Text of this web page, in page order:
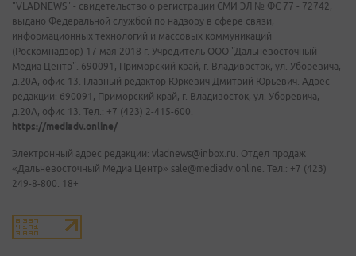
"VLADNEWS" - свидетельство о регистрации СМИ ЭЛ № ФС 77 - 72742,
выдано Федеральной службой по надзору в сфере связи,
информационных технологий и массовых коммуникаций
(Роскомнадзор) 17 мая 2018 г. Учредитель ООО "Дальневосточный
Медиа Центр". 690091, Приморский край, г. Владивосток, ул. Уборевича,
д.20А, офис 13. Главный редактор Юркевич Дмитрий Юрьевич. Адрес
редакции: 690091, Приморский край, г. Владивосток, ул. Уборевича,
д.20А, офис 13. Тел.: +7 (423) 2-415-600.
https://mediadv.online/
Электронный адрес редакции: vladnews@inbox.ru. Отдел продаж
«Дальневосточный Медиа Центр» sale@mediadv.online. Тел.: +7 (423)
249-8-800. 18+